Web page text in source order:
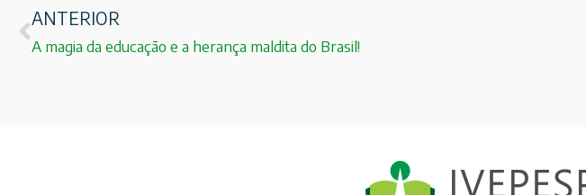
ANTERIOR
A magia da educação e a herança maldita do Brasil!